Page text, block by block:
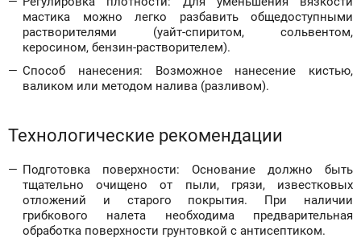
мастика можно легко разбавить общедоступными
растворителями (уайт-спиритом, сольвентом,
керосином, бензин-растворителем).
Способ нанесения: Возможное нанесение кистью,
валиком или методом налива (разливом).
Технологические рекомендации
Подготовка поверхности: Основание должно быть
тщательно очищено от пыли, грязи, известковых
отложений и старого покрытия. При наличии
грибкового налета необходима предварительная
обработка поверхности грунтовкой с антисептиком.